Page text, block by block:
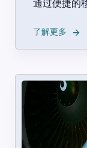
通过便捷的
了解更多 →